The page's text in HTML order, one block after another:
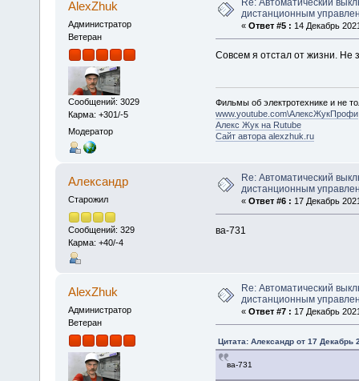
AlexZhuk
Администратор
Ветеран
Сообщений: 3029
Карма: +301/-5
Модератор
Re: Автоматический
дистанционным
« Ответ #5 : 14 Декабрь
Совсем я отстал от жизни. Не
Фильмы об электротехнике и не
www.youtube.com\АлексЖукПрофи
Алекс Жук на Rutube
Сайт автора alexzhuk.ru
Алексaндр
Старожил
Сообщений: 329
Карма: +40/-4
Re: Автоматический
дистанционным
« Ответ #6 : 17 Декабрь
ва-731
AlexZhuk
Администратор
Ветеран
Re: Автоматический
дистанционным
« Ответ #7 : 17 Декабрь
Цитата: Алексaндр от 17 Декабрь
ва-731